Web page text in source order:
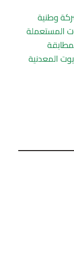
وطنية
المستعملة
المعدنية